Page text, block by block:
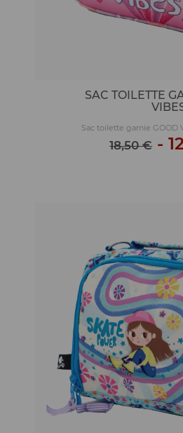
SAC TOILETTE
Sac toilette garnie GOOD
18,50 € -